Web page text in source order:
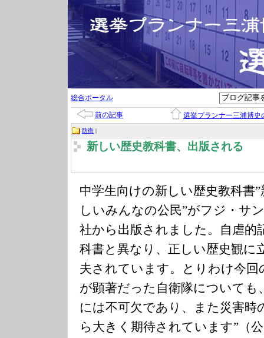
総合ポータル
前の記事 選挙プランナー三浦博史
防衛 |
新しい歴史教科書、出版される
中学生向けの新しい歴史教科書
しいみんなの公民”がフジ・サ
社から出版されました。自虐的
科書と異なり、正しい歴史観に
夫されています。とりわけ今回
が顕著だった自衛隊についても
には不可欠であり、また災害時
ら大きく期待されています”（